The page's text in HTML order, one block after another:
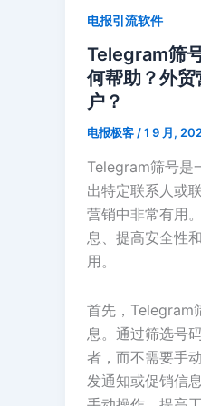
是
在
使
用
程
中
频
繁
出
现
死
号
现
象
电报引流软件
Telegram筛
何帮助？外贸
户？
电报极客/1 9 月,
Telegram筛号是
出特定联系人或
营销中非常有用
息、提高安全性
用。
首先，Telegram
息。通过筛选号
者，而不需要手
发通知或促销信